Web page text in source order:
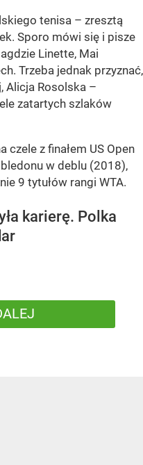
tenisa – zresztą
Sporo mówi się i pisze
Linette, Mai
Trzeba jednak przyznać,
Alicja Rosolska –
zatartych szlaków
czele z finałem US Open
w deblu (2018),
9 tytułów rangi WTA.
karierę. Polka